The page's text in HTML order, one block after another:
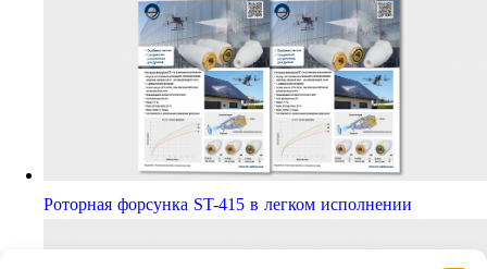
Роторная форсунка ST-415 в легком исполнении